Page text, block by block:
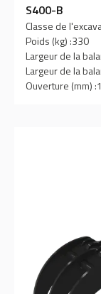
S400-B
Classe de
Poids (kg) :330
Largeur de la
Largeur de la
Ouverture (mm) :